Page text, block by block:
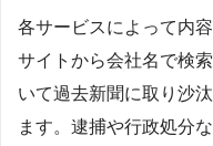
各サービスによって内
サイトから会社名で検
いて過去新聞に取り沙
ます。逮捕や行政処分